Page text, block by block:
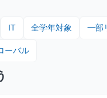
IT 全学年対象 一部
ーバル